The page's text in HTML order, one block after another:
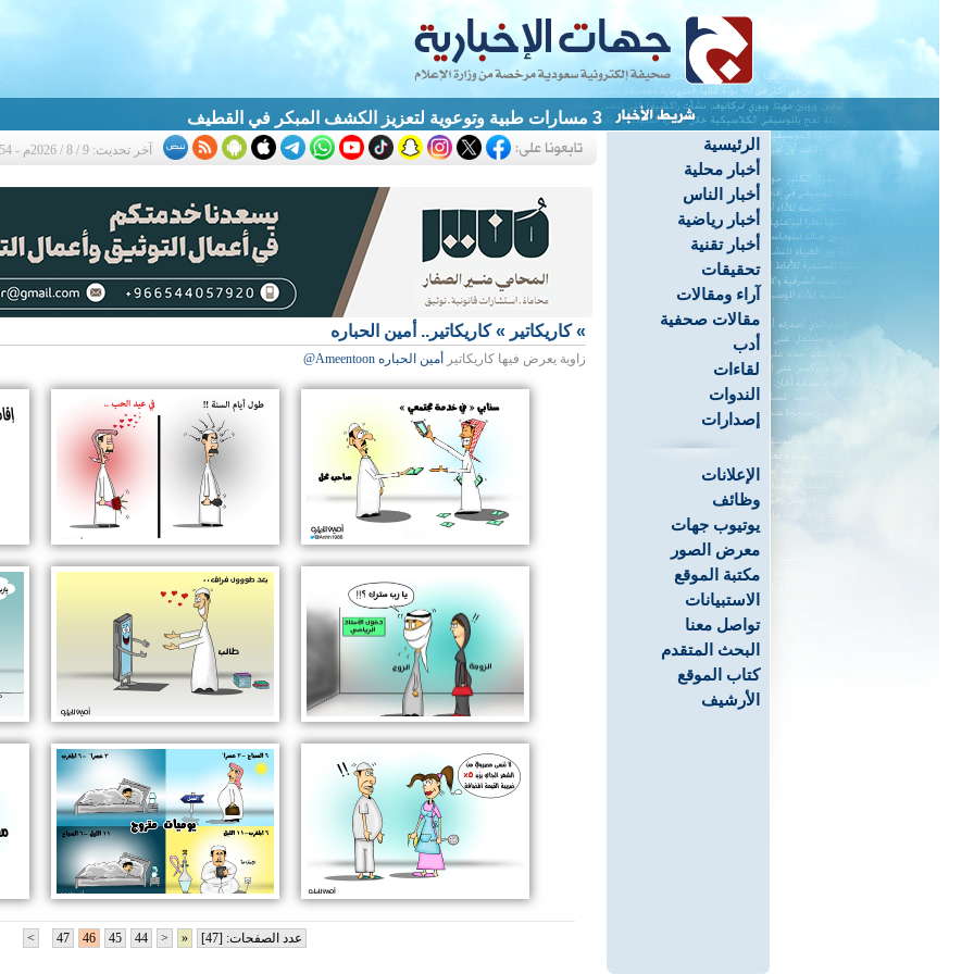
3 مسارات طبية وتوعوية لتعزيز الكشف المبكر في القطيف
الرئيسية
أخبار محلية
أخبار الناس
أخبار رياضية
أخبار تقنية
تحقيقات
آراء ومقالات
مقالات صحفية
أدب
لقاءات
الندوات
إصدارات
الإعلانات
وظائف
يوتيوب جهات
معرض الصور
مكتبة الموقع
الاستبيانات
تواصل معنا
البحث المتقدم
كتاب الموقع
الأرشيف
آخر تحديث: 9 / 8 / 2026م - 12:54 م
»كاريكاتير »كاريكاتير.. أمين الحباره
زاوية يعرض فيها كاريكاتير أمين الحباره Ameentoon@
عدد الصفحات: [47] «
<
44
45
46
47
>